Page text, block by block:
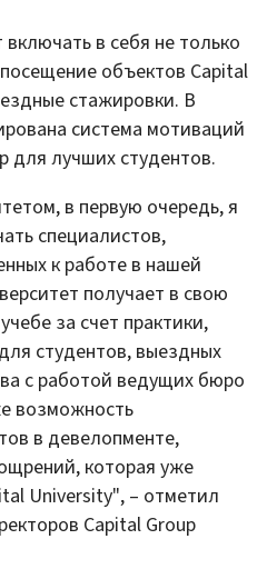
в себя не только
объектов Capital
стажировки. В
система мотиваций
для лучших студентов.
в первую очередь, я
специалистов,
к работе в нашей
получает в свою
за счет практики,
студентов, выездных
с работой ведущих бюро
возможность
в девелопменте,
которая уже
University", – отметил
Capital Group